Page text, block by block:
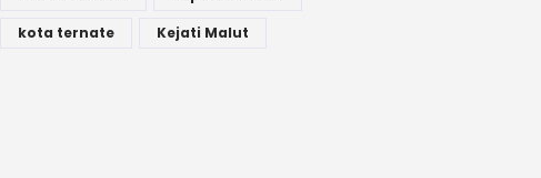
kota ternate
Kejati Malut